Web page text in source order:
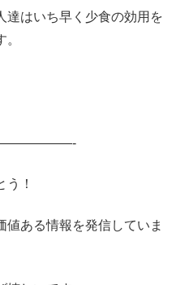
達はいち早く少食の効用を
！
値ある情報を発信していま